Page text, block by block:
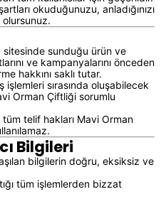
okuduğunuzu, anladığınızı
sunduğu ürün ve
ve kampanyalarını önceden
hakkını saklı tutar.
sırasında oluşabilecek
Orman Çiftliği sorumlu
telif hakları Mavi Orman
Bilgileri
bilgilerin doğru, eksiksiz ve
tüm işlemlerden bizzat